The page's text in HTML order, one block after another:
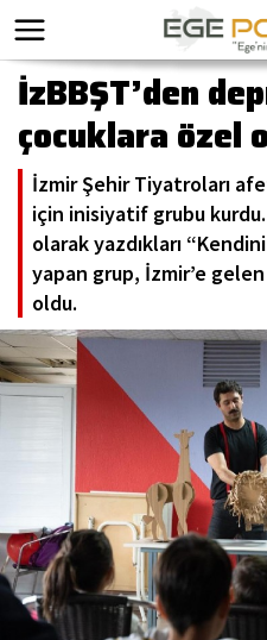
İzBBŞT’den
çocuklara özel
İzmir Şehir Tiyatroları
için inisiyatif grubu
olarak yazdıkları
yapan grup, İzmir’e
oldu.